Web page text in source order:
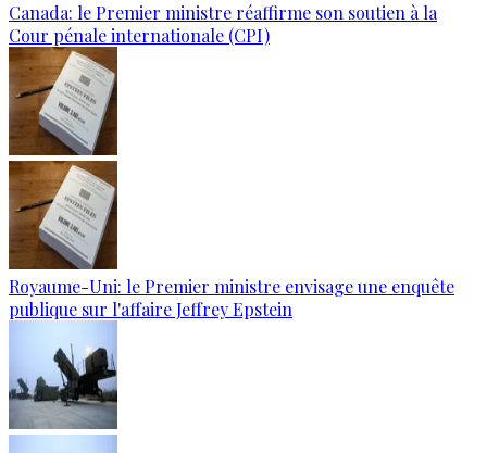
Canada: le Premier ministre réaffirme son soutien à la
Cour pénale internationale (CPI)
Royaume-Uni: le Premier ministre envisage une enquête
publique sur l'affaire Jeffrey Epstein